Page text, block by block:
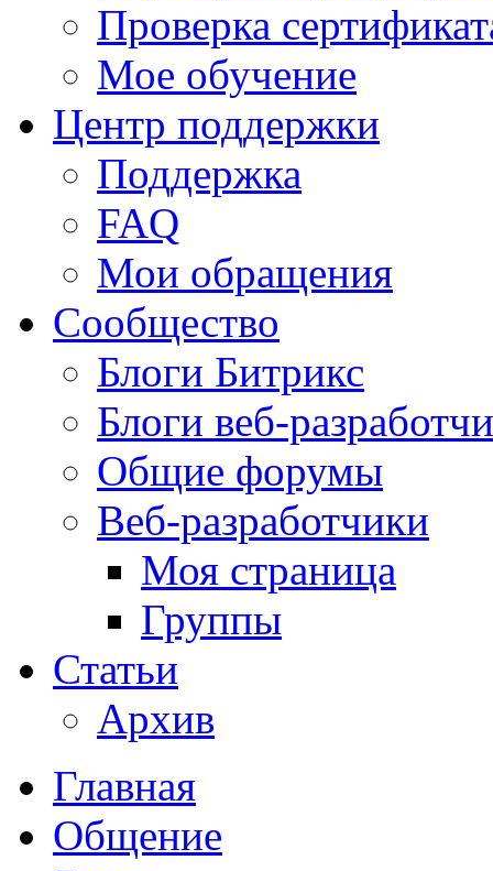
Проверка
Мое обучение
Центр поддержки
Поддержка
FAQ
Мои обращения
Сообщество
Блоги Битрикс
Блоги веб-
Общие форумы
Веб-разработчики
Моя страница
Группы
Статьи
Архив
Главная
Общение